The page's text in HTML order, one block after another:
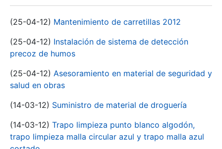
(25-04-12) Mantenimiento de carretillas 2012
(25-04-12) Instalación de sistema de detección
precoz de humos
(25-04-12) Asesoramiento en material de seguridad y
salud en obras
(14-03-12) Suministro de material de droguería
(14-03-12) Trapo limpieza punto blanco algodón,
trapo limpieza malla circular azul y trapo malla azul